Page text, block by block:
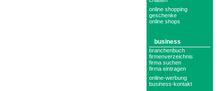
online shopping
geschenke
online shops
business
branchenbuch
firmenverzeichnis
firma suchen
firma eintragen
online-werbung
business-kontakt